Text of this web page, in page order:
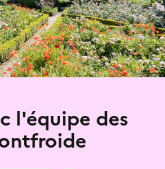
l'équipe des